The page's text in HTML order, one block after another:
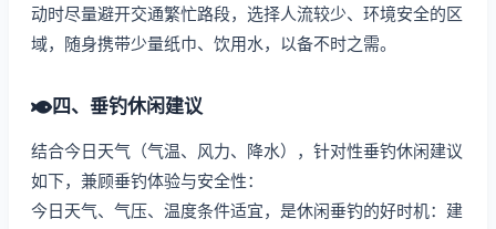
动时尽量避开交通繁忙路段，选择人流较少、环境安全的区
域，随身携带少量纸巾、饮用水，以备不时之需。
四、垂钓休闲建议
结合今日天气（气温、风力、降水），针对性垂钓休闲建议
如下，兼顾垂钓体验与安全性：
今日天气、气压、温度条件适宜，是休闲垂钓的好时机：建